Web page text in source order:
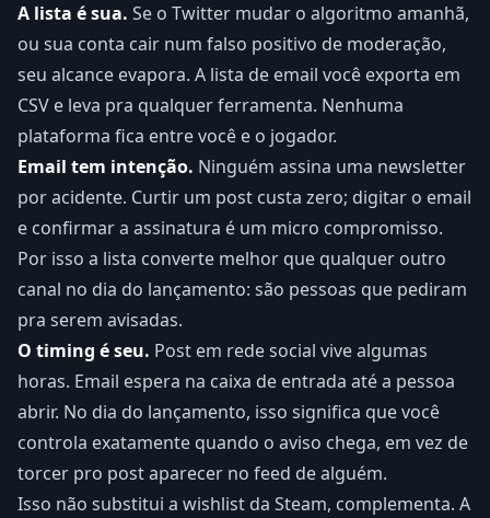
A lista é sua. Se o Twitter mudar o algoritmo amanhã,
ou sua conta cair num falso positivo de moderação,
seu alcance evapora. A lista de email você exporta em
CSV e leva pra qualquer ferramenta. Nenhuma
plataforma fica entre você e o jogador.
Email tem intenção. Ninguém assina uma newsletter
por acidente. Curtir um post custa zero; digitar o email
e confirmar a assinatura é um micro compromisso.
Por isso a lista converte melhor que qualquer outro
canal no dia do lançamento: são pessoas que pediram
pra serem avisadas.
O timing é seu. Post em rede social vive algumas
horas. Email espera na caixa de entrada até a pessoa
abrir. No dia do lançamento, isso significa que você
controla exatamente quando o aviso chega, em vez de
torcer pro post aparecer no feed de alguém.
Isso não substitui a wishlist da Steam, complementa. A